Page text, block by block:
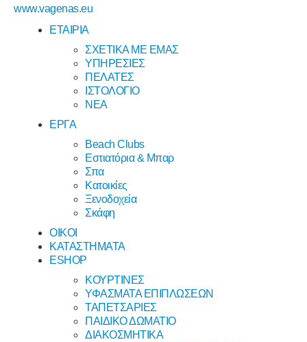
www.vagenas.eu
ΕΤΑΙΡΙΑ
ΣΧΕΤΙΚΑ ΜΕ ΕΜΑΣ
ΥΠΗΡΕΣΙΕΣ
ΠΕΛΑΤΕΣ
ΙΣΤΟΛΟΓΙΟ
ΝΕΑ
ΕΡΓΑ
Beach Clubs
Εστιατόρια & Μπαρ
Σπα
Κατοικίες
Ξενοδοχεία
Σκάφη
ΟΙΚΟΙ
ΚΑΤΑΣΤΗΜΑΤΑ
ESHOP
ΚΟΥΡΤΙΝΕΣ
ΥΦΑΣΜΑΤΑ ΕΠΙΠΛΩΣΕΩΝ
ΤΑΠΕΤΣΑΡΙΕΣ
ΠΑΙΔΙΚΟ ΔΩΜΑΤΙΟ
ΔΙΑΚΟΣΜΗΤΙΚΑ